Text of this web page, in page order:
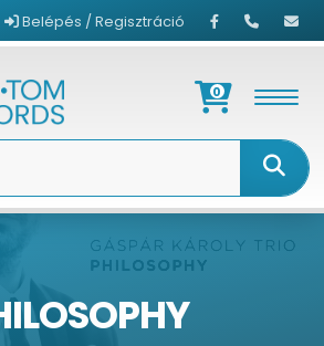
Belépés / Regisztráció
0